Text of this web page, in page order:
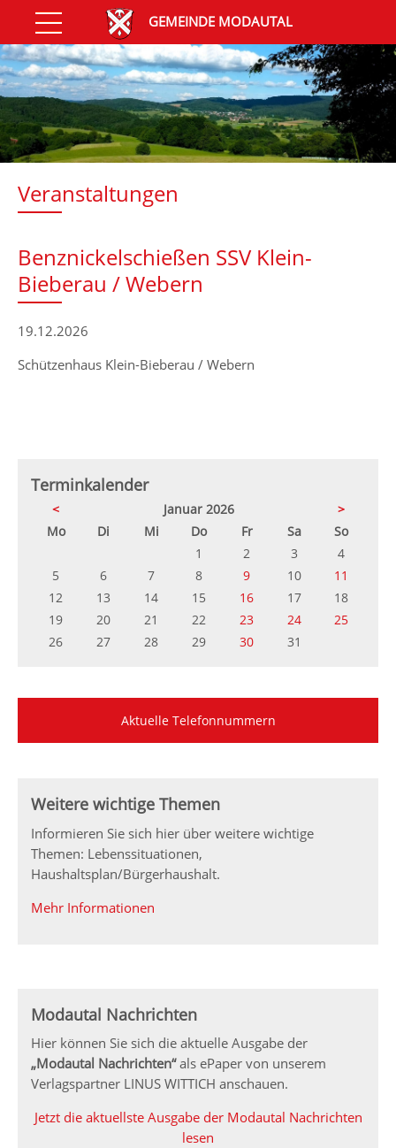
GEMEINDE MODAUTAL
Veranstaltungen
Benznickelschießen SSV Klein-
Bieberau / Webern
19.12.2026
Schützenhaus Klein-Bieberau / Webern
Terminkalender
< Januar 2026
>
Montag Di enstagMittwochDonnerstag
Freitag SamstagSonntag
1
2 3
4
5
6 7 8 9 10
11
12
13 14 15 16 17
18
19
20 21 22 23 24
25
26
27 28 29 30 31
Aktuelle Telefonnummern
Weitere wichtige Themen
Informieren Sie sich hier über weitere wichtige
Themen: Lebenssituationen,
Haushaltsplan/Bürgerhaushalt.
Mehr Informationen
Modautal Nachrichten
Hier können Sie sich die aktuelle Ausgabe der
„Modautal Nachrichten“als ePaper von unserem
Verlagspartner LINUS WITTICH anschauen.
Jetzt die aktuellste Ausgabe der Modautal Nachrichten
lesen